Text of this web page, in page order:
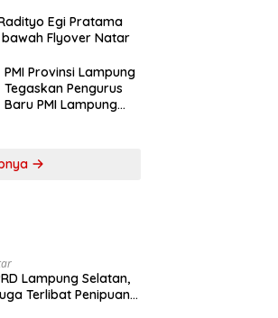
Egi Pratama
bawah Flyover Natar
PMI Provinsi Lampung
Tegaskan Pengurus
Baru PMI Lampung
Lampung Selatan,
Terlibat Penipuan